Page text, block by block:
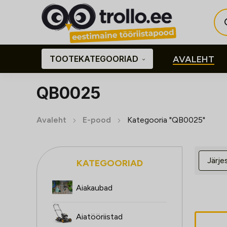
TOOTEKATEGOORIAD AVALEHT
QB0025
Avaleht E-pood Kategooria "QB0025"
KATEGOORIAD
Aiakaubad
Aiatööriistad